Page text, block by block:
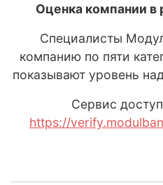
Оценка компании в
Специалисты
компанию по пяти
показывают уровень
Сервис
https://